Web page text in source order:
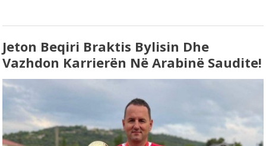
Jeton Beqiri Braktis Bylisin Dhe
Vazhdon Karrierën Në Arabinë Saudite!